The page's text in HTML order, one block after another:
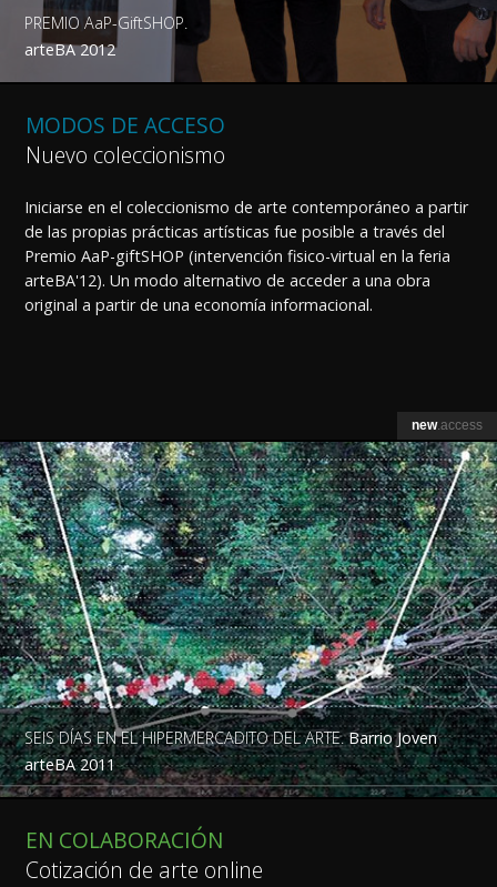
PREMIO AaP-GiftSHOP.
arteBA 2012
new.access
MODOS DE ACCESO
Nuevo coleccionismo
Iniciarse en el coleccionismo de arte contemporáneo a partir
de las propias prácticas artísticas fue posible a través del
Premio AaP-giftSHOP (intervención fisico-virtual en la feria
arteBA'12). Un modo alternativo de acceder a una obra
original a partir de una economía informacional.
SEIS DÍAS EN EL HIPERMERCADITO DEL ARTE.Barrio Joven
arteBA 2011
EN COLABORACIÓN
Cotización de arte online